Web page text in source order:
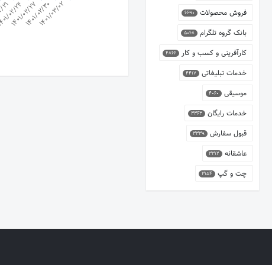
02/24
1401/02/271401/02/30
1401/03/02 فروش محصولات 6690
بانک گروه تلگرام 5068
کارآفرینی و کسب و کار 4866
خدمات تبلیغاتی 4417
موسیقی 4060
خدمات رایگان 3363
قبول سفارش 3339
عاشقانه 3312
چت و گپ 3154